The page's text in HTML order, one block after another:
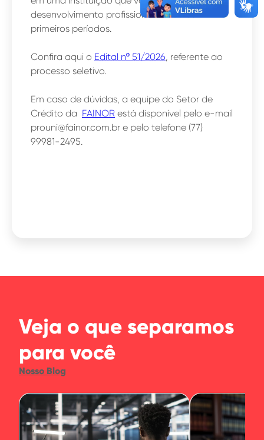
desenvolvimento profissional desde os
primeiros períodos.
Confira aqui o Edital nº 51/2026 , referente ao
processo seletivo.
Em caso de dúvidas, a equipe do Setor de
Crédito da FAINOR está disponível pelo e-mail
prouni@fainor.com.br e pelo telefone (77)
99981-2495.
Veja o que separamos
para você
Nosso Blog